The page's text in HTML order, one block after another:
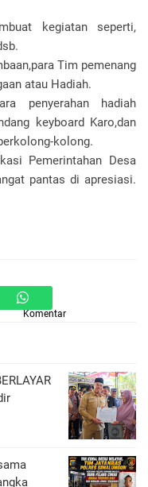
kegiatan seperti,
Tim pemenang
atau Hadiah.
penyerahan hadiah
keyboard Karo,dan
kolong.
Pemerintahan Desa
pantas di apresiasi.
Komentar